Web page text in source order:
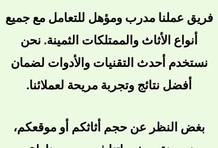
فريق عملنا مدرب ومؤهل للتعامل مع جميع
أنواع الأثاث والممتلكات الثمينة. نحن
نستخدم أحدث التقنيات والأدوات لضمان
أفضل نتائج وتجربة مريحة لعملائنا.
بغض النظر عن حجم أثاثكم أو موقعكم،